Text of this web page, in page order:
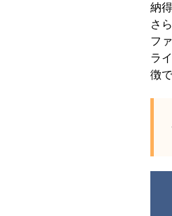
納
さ
フ
ラ
徴で